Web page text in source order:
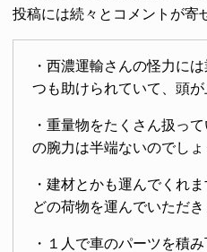
投稿には続々とコメントが寄
・西濃運輸さんの怪力に
つも助けられていて、頭が
・重量物をたくさん扱っ
の腕力は半端ないのでしょ
・建材とかも運んでくれ
どの荷物を運んでいただき
・１人で車のパーツを積